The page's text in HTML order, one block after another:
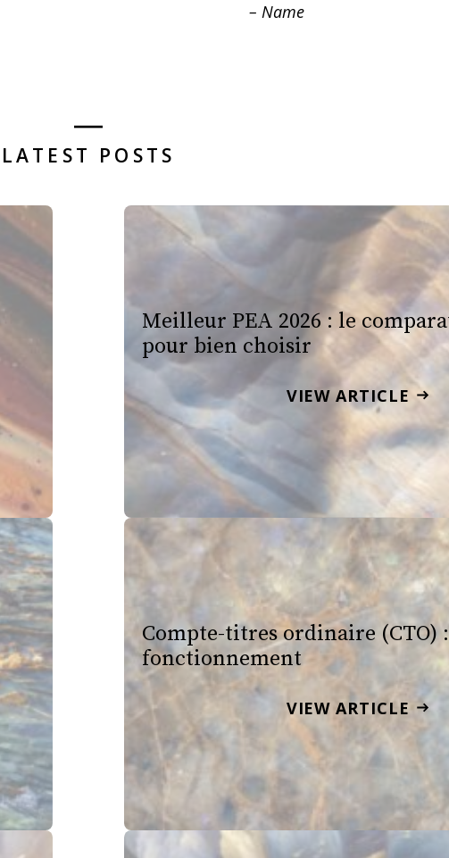
– Name
LATEST POSTS
Meilleur PEA 2026 : le
pour bien choisir
VIEW ARTICLE
Compte-titres ordinaire (CTO)
fonctionnement
VIEW ARTICLE